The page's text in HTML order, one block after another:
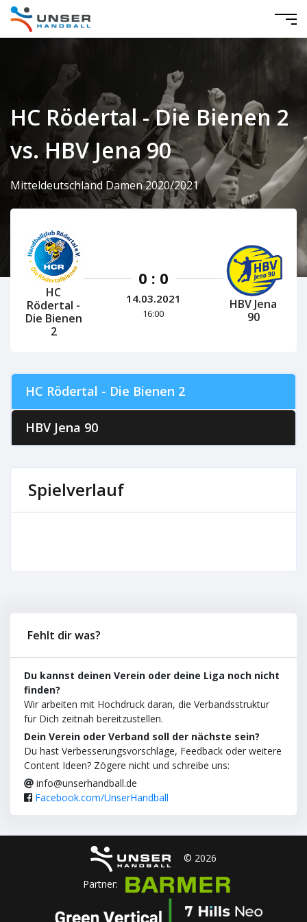
HC Rödertal - Die Bienen 2
vs. HBV Jena 90
Mitteldeutschland Damen 2020/2021
HC
Rödertal -
Die Bienen
2
0 : 0
14.03.2021
16:00
HBV Jena
90
HC Rödertal - Die Bienen 2
HBV Jena 90
Spielverlauf
Fehlt dir was?
Du kannst deinen Verein oder deine Liga noch nicht
finden?
Wir arbeiten mit Hochdruck daran, die Verbandsstruktur
für Dich zeitnah bereitzustellen.
Dein Verein oder Verband soll der nächste sein?
Du hast Verbesserungsvorschläge, Feedback oder weitere
Content Ideen? Zögere nicht und schreibe uns:
info@unserhandball.de
Facebook.com/UnserHandball
© 2026
Partner: